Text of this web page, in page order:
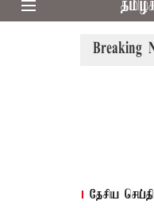
Breaking
அனைவரிடமும்
தேசிய